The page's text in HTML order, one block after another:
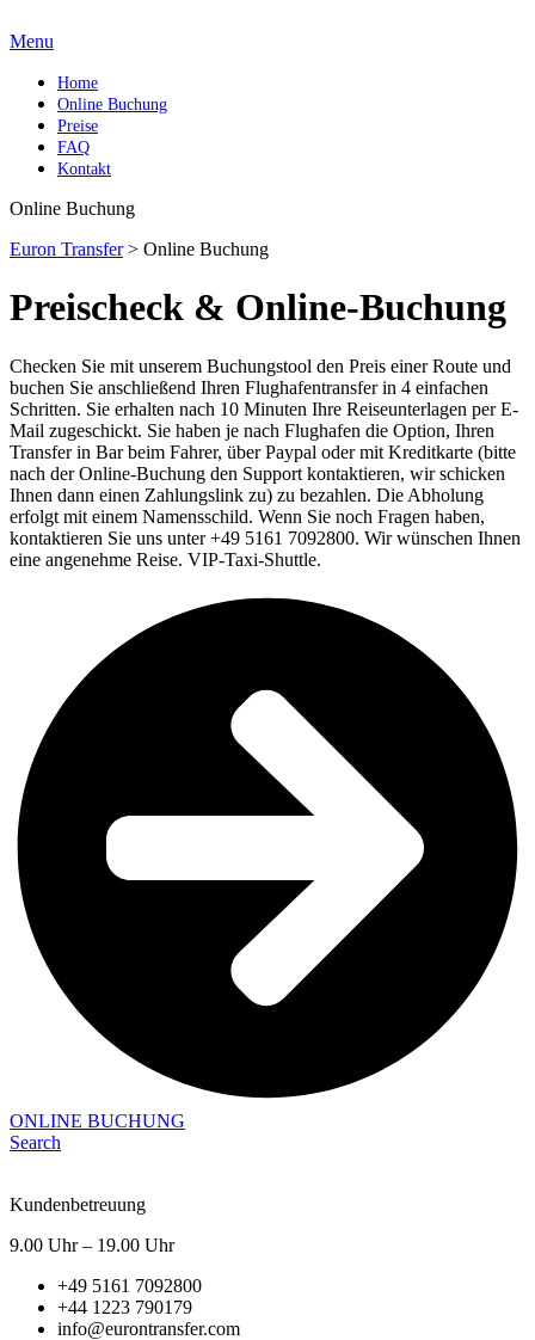
Menu
Home
Online Buchung
Preise
FAQ
Kontakt
Online Buchung
Euron Transfer> Online Buchung
Preischeck & Online-Buchung
Checken Sie mit unserem Buchungstool den Preis einer Route und
buchen Sie anschließend Ihren Flughafentransfer in 4 einfachen
Schritten. Sie erhalten nach 10 Minuten Ihre Reiseunterlagen per E-
Mail zugeschickt. Sie haben je nach Flughafen die Option, Ihren
Transfer in Bar beim Fahrer, über Paypal oder mit Kreditkarte (bitte
nach der Online-Buchung den Support kontaktieren, wir schicken
Ihnen dann einen Zahlungslink zu) zu bezahlen. Die Abholung
erfolgt mit einem Namensschild. Wenn Sie noch Fragen haben,
kontaktieren Sie uns unter +49 5161 7092800. Wir wünschen Ihnen
eine angenehme Reise. VIP-Taxi-Shuttle.
ONLINE BUCHUNG
Search
Kundenbetreuung
9.00 Uhr – 19.00 Uhr
+49 5161 7092800
+44 1223 790179
info@eurontransfer.com